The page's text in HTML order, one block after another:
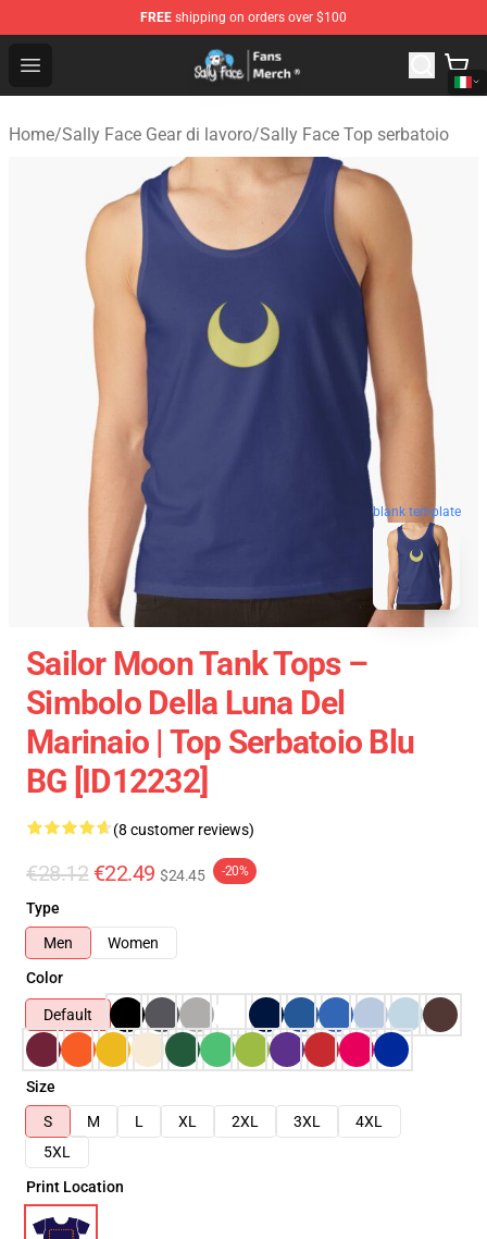
FREE shipping on orders over $100
Open menu
Sally Face Store - Official Sally Face Merchandise Shop
Home/Sally Face Gear di lavoro/Sally Face Top serbatoio
blank template
Sailor Moon Tank Tops –
Simbolo Della Luna Del
Marinaio | Top Serbatoio Blu
BG [ID12232]
(8 customer reviews)
€28.12 €22.49 $24.45 -20%
Type
Men
Women
Color
Default
Size
S
M L XL 2XL 3XL
4XL
5XL
Print Location